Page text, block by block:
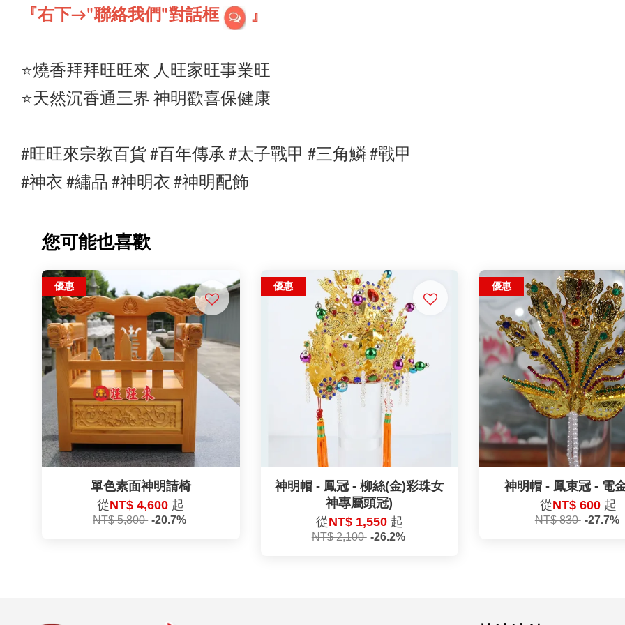
『右下→"聯絡我們"對話框 』
⭐️燒香拜拜旺旺來 人旺家旺事業旺
⭐️天然沉香通三界 神明歡喜保健康
#旺旺來宗教百貨 #百年傳承 #太子戰甲 #三角鱗 #戰甲
#神衣 #繡品 #神明衣 #神明配飾
您可能也喜歡
優惠
單色素面神明請椅
從NT$ 4,600 起
NT$ 5,800 -20.7%
優惠
神明帽 - 鳳冠 - 柳絲(金)彩珠女
神專屬頭冠)
從NT$ 1,550 起
NT$ 2,100 -26.2%
優惠
神明帽 - 鳳束冠 - 電
從NT$ 600 起
NT$ 830 -27.7%